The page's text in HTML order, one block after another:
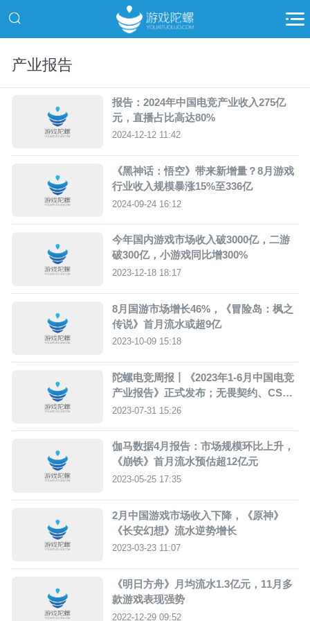
产业报告
报告：2024年中国电竞产业收入275亿
元，直播占比高达80%
2024-12-12 11:42
《黑神话：悟空》带来新增量？8月游戏
行业收入规模暴涨15%至336亿
2024-09-24 16:12
今年国内游戏市场收入破3000亿，二游
破300亿，小游戏同比增300%
2023-12-18 18:17
8月国游市场增长46%，《冒险岛：枫之
传说》首月流水或超9亿
2023-10-09 15:18
陀螺电竞周报丨《2023年1-6月中国电竞
产业报告》正式发布；无畏契约、CSG
O2国际赛事落地上海
2023-07-31 15:26
伽马数据4月报告：市场规模环比上升，
《崩铁》首月流水预估超12亿元
2023-05-25 17:35
2月中国游戏市场收入下降，《原神》
《长安幻想》流水逆势增长
2023-03-23 11:07
《明日方舟》月均流水1.3亿元，11月多
款游戏表现强势
2022-12-29 09:52